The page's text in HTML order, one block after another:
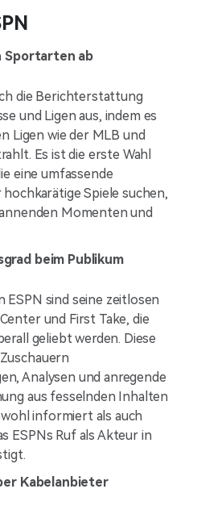
Sportarten ab
die Berichterstattung
und Ligen aus, indem es
Ligen wie der MLB und
Es ist die erste Wahl
eine umfassende
Spiele suchen,
Momenten und
beim Publikum
ESPN sind seine zeitlosen
und First Take, die
geliebt werden. Diese
Analysen und anregende
aus fesselnden Inhalten
informiert als auch
ESPNs Ruf als Akteur in
Kabelanbieter